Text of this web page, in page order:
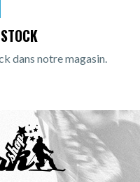
dans notre magasin.